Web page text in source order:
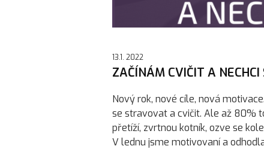
13.1. 2022
ZAČÍNÁM CVIČIT A NECHCI
Nový rok, nové cíle, nová
se stravovat a cvičit. Ale až 80%
přetíží, zvrtnou kotník, ozve se
V lednu jsme motivovaní a